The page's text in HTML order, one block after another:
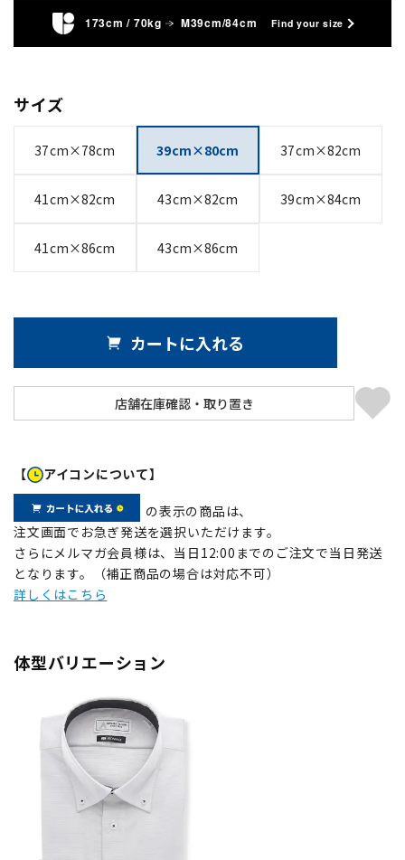
173cm / 70kg M39cm/84cm Find your size
サイズ
37cm×78cm 39cm×80cm 37cm×82cm
41cm×82cm 43cm×82cm 39cm×84cm
41cm×86cm 43cm×86cm
カートに入れる
【 アイコンについて】
の表示の商品は、
注文画面でお急ぎ発送を選択いただけます。
さらにメルマガ会員様は、当日12:00までのご注文で当日発送
となります。（補正商品の場合は対応不可）
詳しくはこちら
体型バリエーション